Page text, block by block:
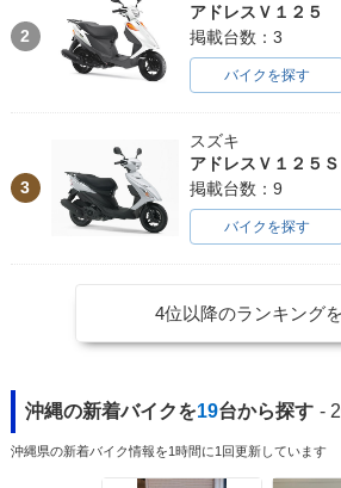
2
アドレスＶ１２５
掲載台数：3
バイクを探す
3
スズキ
アドレスＶ１２５Ｓ
掲載台数：9
バイクを探す
4位以降のランキング
沖縄の新着バイクを19台から探す -
沖縄県の新着バイク情報を1時間に1回更新しています